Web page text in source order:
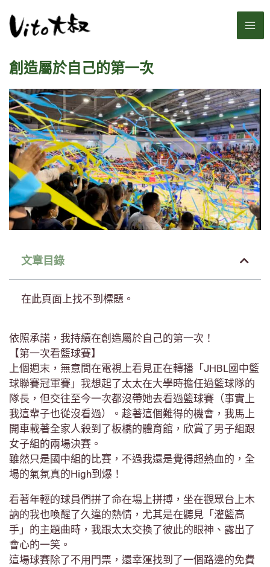
至
內創造屬於自己的第一次
文章目錄
在此頁面上找不到標題。
依照承諾，我持續在創造屬於自己的第一次！
【第一次看籃球賽】
上個週末，無意間在電視上看見正在轉播「JHBL國中籃
球聯賽冠軍賽」我想起了太太在大學時擔任過籃球隊的
隊長，但交往至今一次都沒帶她去看過籃球賽（事實上
我這輩子也從沒看過）。趁著這個難得的機會，我馬上
開車載著全家人殺到了板橋的體育館，欣賞了男子組跟
女子組的兩場決賽。
雖然只是國中組的比賽，不過我還是覺得超熱血的，全
場的氣氛真的High到爆！
看著年輕的球員們拼了命在場上拼搏，坐在觀眾台上木
訥的我也喚醒了久違的熱情，尤其是在聽見「灌籃高
手」的主題曲時，我跟太太交換了彼此的眼神、露出了
會心的一笑。
這場球賽除了不用門票，還幸運找到了一個路邊的免費